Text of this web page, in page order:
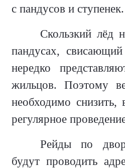
с пандусов и ступенек.
Скользкий лёд
пандусах,
нередко
жильцов. Поэтому
необходимо
регулярное
Рейды по
будут проводить